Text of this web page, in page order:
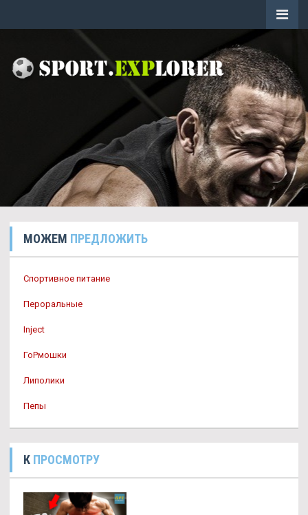
МОЖЕМ ПРЕДЛОЖИТЬ
Спортивное питание
Пероральные
Inject
ГоРмошки
Липолики
Пепы
К ПРОСМОТРУ